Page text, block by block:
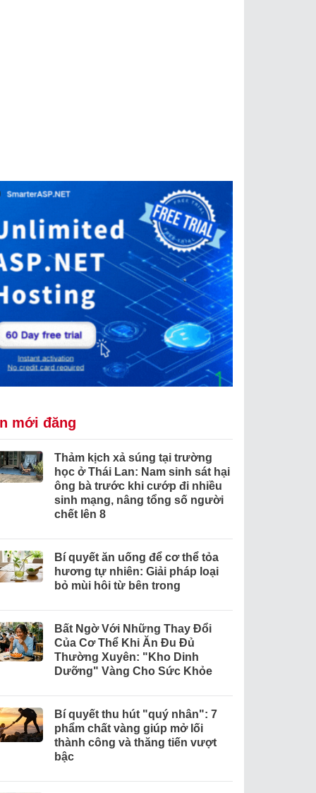
mới đăng
Thảm kịch xả súng tại trường
học ở Thái Lan: Nam sinh sát hại
ông bà trước khi cướp đi nhiều
sinh mạng, nâng tổng số người
chết lên 8
Bí quyết ăn uống để cơ thể tỏa
hương tự nhiên: Giải pháp loại
bỏ mùi hôi từ bên trong
Bất Ngờ Với Những Thay Đổi
Của Cơ Thể Khi Ăn Đu Đủ
Thường Xuyên: "Kho Dinh
Dưỡng" Vàng Cho Sức Khỏe
Bí quyết thu hút "quý nhân": 7
phẩm chất vàng giúp mở lối
thành công và thăng tiến vượt
bậc